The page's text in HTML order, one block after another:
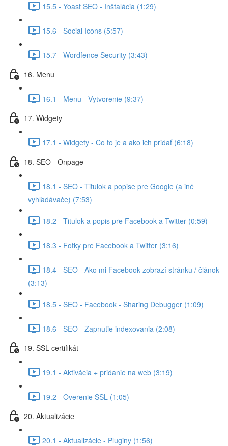
15.5 - Yoast SEO - Inštalácia (1:29)
15.6 - Social Icons (5:57)
15.7 - Wordfence Security (3:43)
16. Menu
16.1 - Menu - Vytvorenie (9:37)
17. Widgety
17.1 - Widgety - Čo to je a ako ich pridať (6:18)
18. SEO - Onpage
18.1 - SEO - Titulok a popise pre Google (a iné
vyhľadávače) (7:53)
18.2 - Titulok a popis pre Facebook a Twitter (0:59)
18.3 - Fotky pre Facebook a Twitter (3:16)
18.4 - SEO - Ako mi Facebook zobrazí stránku / článok
(3:13)
18.5 - SEO - Facebook - Sharing Debugger (1:09)
18.6 - SEO - Zapnutie indexovania (2:08)
19. SSL certifikát
19.1 - Aktivácia + pridanie na web (3:19)
19.2 - Overenie SSL (1:05)
20. Aktualizácie
20.1 - Aktualizácie - Pluginy (1:56)